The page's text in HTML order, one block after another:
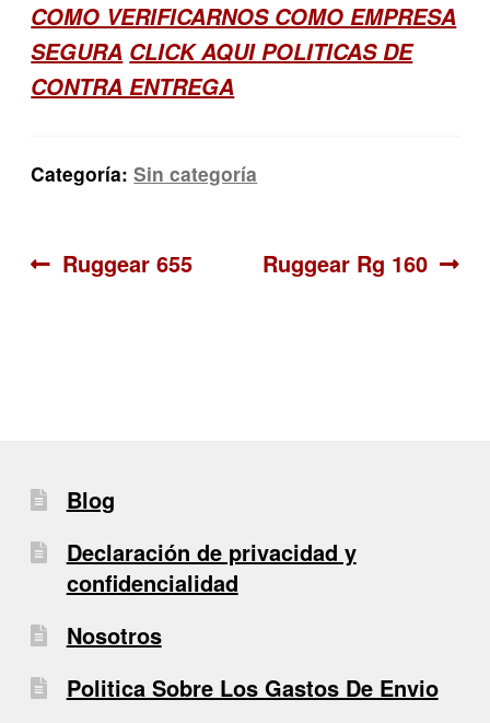
COMO VERIFICARNOS COMO EMPRESA
SEGURA CLICK AQUI POLITICAS DE
CONTRA ENTREGA
Categoría:Sin categoría
Navegación
Anterior:
Ruggear 655 Siguiente:
Ruggear Rg 160
Blog
Declaración de privacidad y
confidencialidad
Nosotros
Politica Sobre Los Gastos De Envio